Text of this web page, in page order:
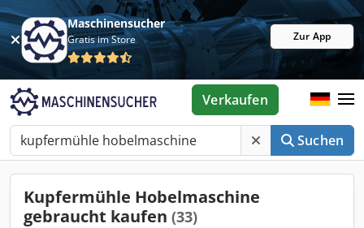
Maschinensucher
Gratis im Store Zur App
Suchen
Verkaufen
Kupfermühle Hobelmaschine
gebraucht kaufen (33)